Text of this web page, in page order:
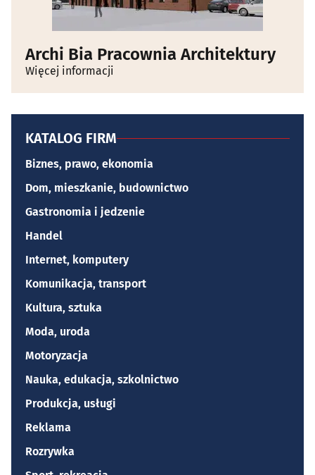
Archi Bia Pracownia Architektury
Więcej informacji
KATALOG FIRM
Biznes, prawo, ekonomia
Dom, mieszkanie, budownictwo
Gastronomia i jedzenie
Handel
Internet, komputery
Komunikacja, transport
Kultura, sztuka
Moda, uroda
Motoryzacja
Nauka, edukacja, szkolnictwo
Produkcja, usługi
Reklama
Rozrywka